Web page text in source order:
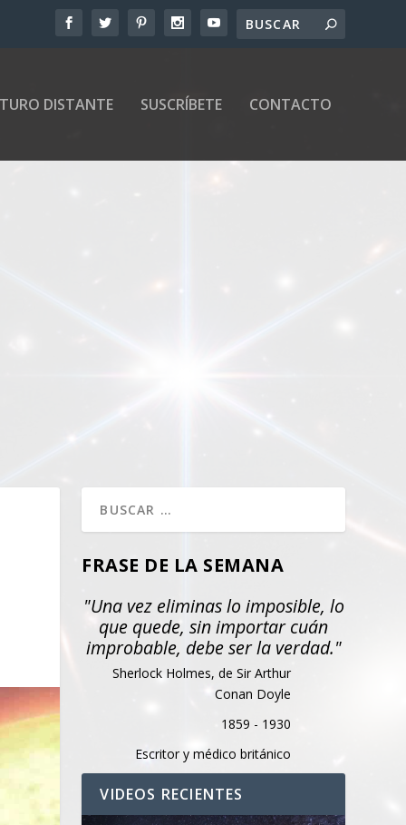
DISTANTE SUSCRÍBETE CONTACTO
FRASE DE LA SEMANA
"Una vez eliminas lo imposible, lo
que quede, sin importar cuán
improbable, debe ser la verdad."
Sherlock Holmes, de Sir Arthur
Conan Doyle
1859 - 1930
Escritor y médico británico
VIDEOS RECIENTES